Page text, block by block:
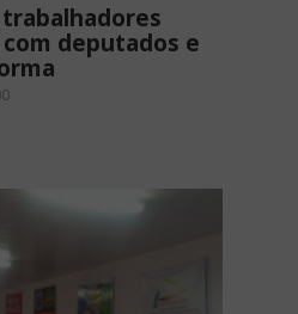
deputados e